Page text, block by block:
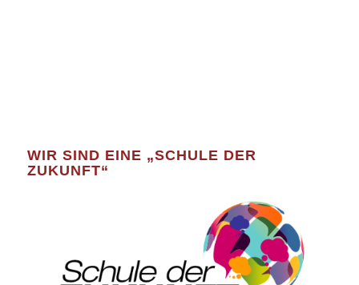
WIR SIND EINE „SCHULE DER
ZUKUNFT“